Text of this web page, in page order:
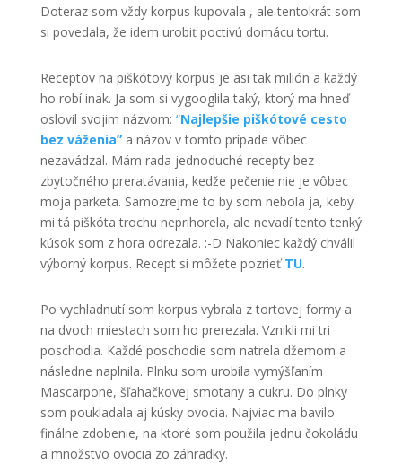
Doteraz som vždy korpus kupovala , ale tentokrát som
si povedala, že idem urobiť poctivú domácu tortu.
Receptov na piškótový korpus je asi tak milión a každý
ho robí inak. Ja som si vygooglila taký, ktorý ma hneď
oslovil svojim názvom: “Najlepšie piškótové cesto
bez váženia”a názov v tomto prípade vôbec
nezavádzal. Mám rada jednoduché recepty bez
zbytočného preratávania, kedže pečenie nie je vôbec
moja parketa. Samozrejme to by som nebola ja, keby
mi tá piškóta trochu neprihorela, ale nevadí tento tenký
kúsok som z hora odrezala. :-D Nakoniec každý chválil
výborný korpus. Recept si môžete pozrieťTU.
Po vychladnutí som korpus vybrala z tortovej formy a
na dvoch miestach som ho prerezala. Vznikli mi tri
poschodia. Každé poschodie som natrela džemom a
následne naplnila. Plnku som urobila vymýšľaním
Mascarpone, šľahačkovej smotany a cukru. Do plnky
som poukladala aj kúsky ovocia. Najviac ma bavilo
finálne zdobenie, na ktoré som použila jednu čokoládu
a množstvo ovocia zo záhradky.